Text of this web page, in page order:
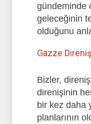
gündeminde
geleceğinin
olduğunu
Gazze
Bizler,
direnişinin
bir kez daha
planlarının